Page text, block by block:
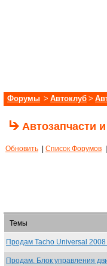
Форумы > Автоклуб >
Автозапчасти
Обновить Список Форумов
Темы
Продам Tacho Universal
Продам. Блок управления